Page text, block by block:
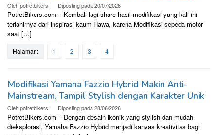
Olehpotretbikers Diposting pada20/07/2026
PotretBikers.com – Kembali lagi share hasil modifikasi yang kali ini
terlahirnya dari inspirasi kaum Hawa, karena Modifikasi sepeda motor
saat […]
Halaman: 1 2 3 4
Modifikasi Yamaha Fazzio Hybrid Makin Anti-
Mainstream, Tampil Stylish dengan Karakter Unik
Olehpotretbikers Diposting pada28/06/2026
PotretBikers.com – Dengan desain ikonik yang stylish dan mudah
dieksplorasi, Yamaha Fazzio Hybrid menjadi kanvas kreativitas bagi